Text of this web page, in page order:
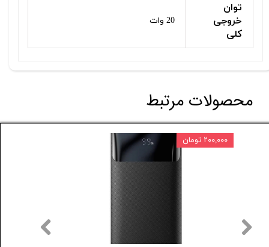
توان
خروجی
کلی
20 وات
محصولات مرتبط
۲۰۰,۰۰۰ تومان